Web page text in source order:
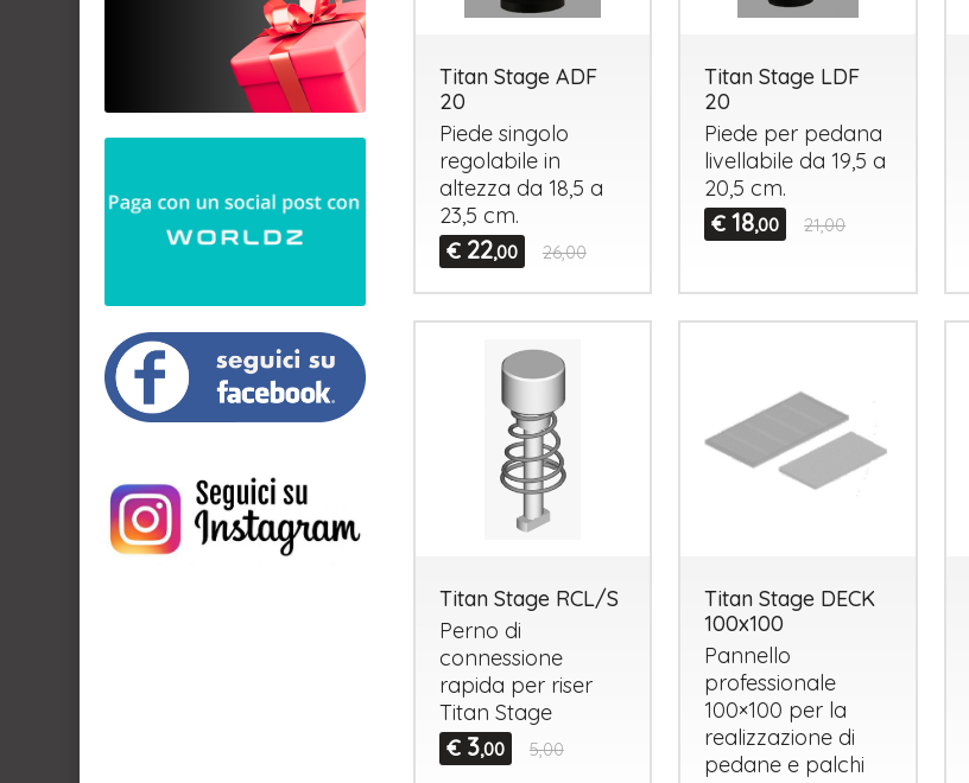
Titan Stage ADF
20
Piede singolo
regolabile in
altezza da 18,5 a
23,5 cm.
€ 22,00 26,00
Titan Stage LDF
20
Piede per pedana
livellabile da 19,5 a
20,5 cm.
€ 18,00 21,00
Titan Stage RCL/S
Perno di
connessione
rapida per riser
Titan Stage
€ 3,00 5,00
Titan Stage DECK
100x100
Pannello
professionale
100×100 per la
realizzazione di
pedane e palchi